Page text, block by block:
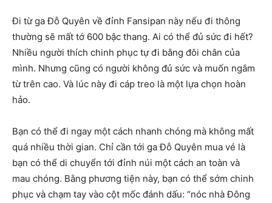
Đi từ ga Đỗ Quyên về đỉnh Fansipan này nếu đi thông
thường sẽ mất tớ 600 bậc thang. Ai có thể đủ sức đi hết?
Nhiều người thích chinh phục tự đi bằng đôi chân của
mình. Nhưng cũng có người không đủ sức và muốn ngắm
từ trên cao. Và lúc này đi cáp treo là một lựa chọn hoàn
hảo.
Bạn có thể đi ngay một cách nhanh chóng mà không mất
quá nhiều thời gian. Chỉ cần tới ga Đỗ Quyên mua vé là
bạn có thể di chuyển tới đỉnh núi một cách an toàn và
mau chóng. Bằng phương tiện này, bạn có thể sớm chinh
phục và chạm tay vào cột mốc đánh dấu: “nóc nhà Đông